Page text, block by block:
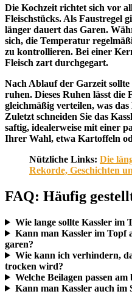
Die Kochzeit richtet sich vor
Fleischstücks. Als Faustregel
länger dauert das Garen.
sich, die Temperatur
zu kontrollieren. Bei einer
Fleisch zart durchgegart.
Nach Ablauf der Garzeit
ruhen. Dieses Ruhen lässt die
gleichmäßig verteilen, was
Zuletzt schneiden Sie das
saftig, idealerweise mit einer
Ihrer Wahl, etwa Kartoffeln
Nützliche Links: Die
Rekorde, Geschichten
FAQ: Häufig
Wie lange sollte Kassler im
Kann man Kassler im Topf
garen?
Wie kann ich verhindern,
trocken wird?
Welche Beilagen passen
Kann man Kassler auch im